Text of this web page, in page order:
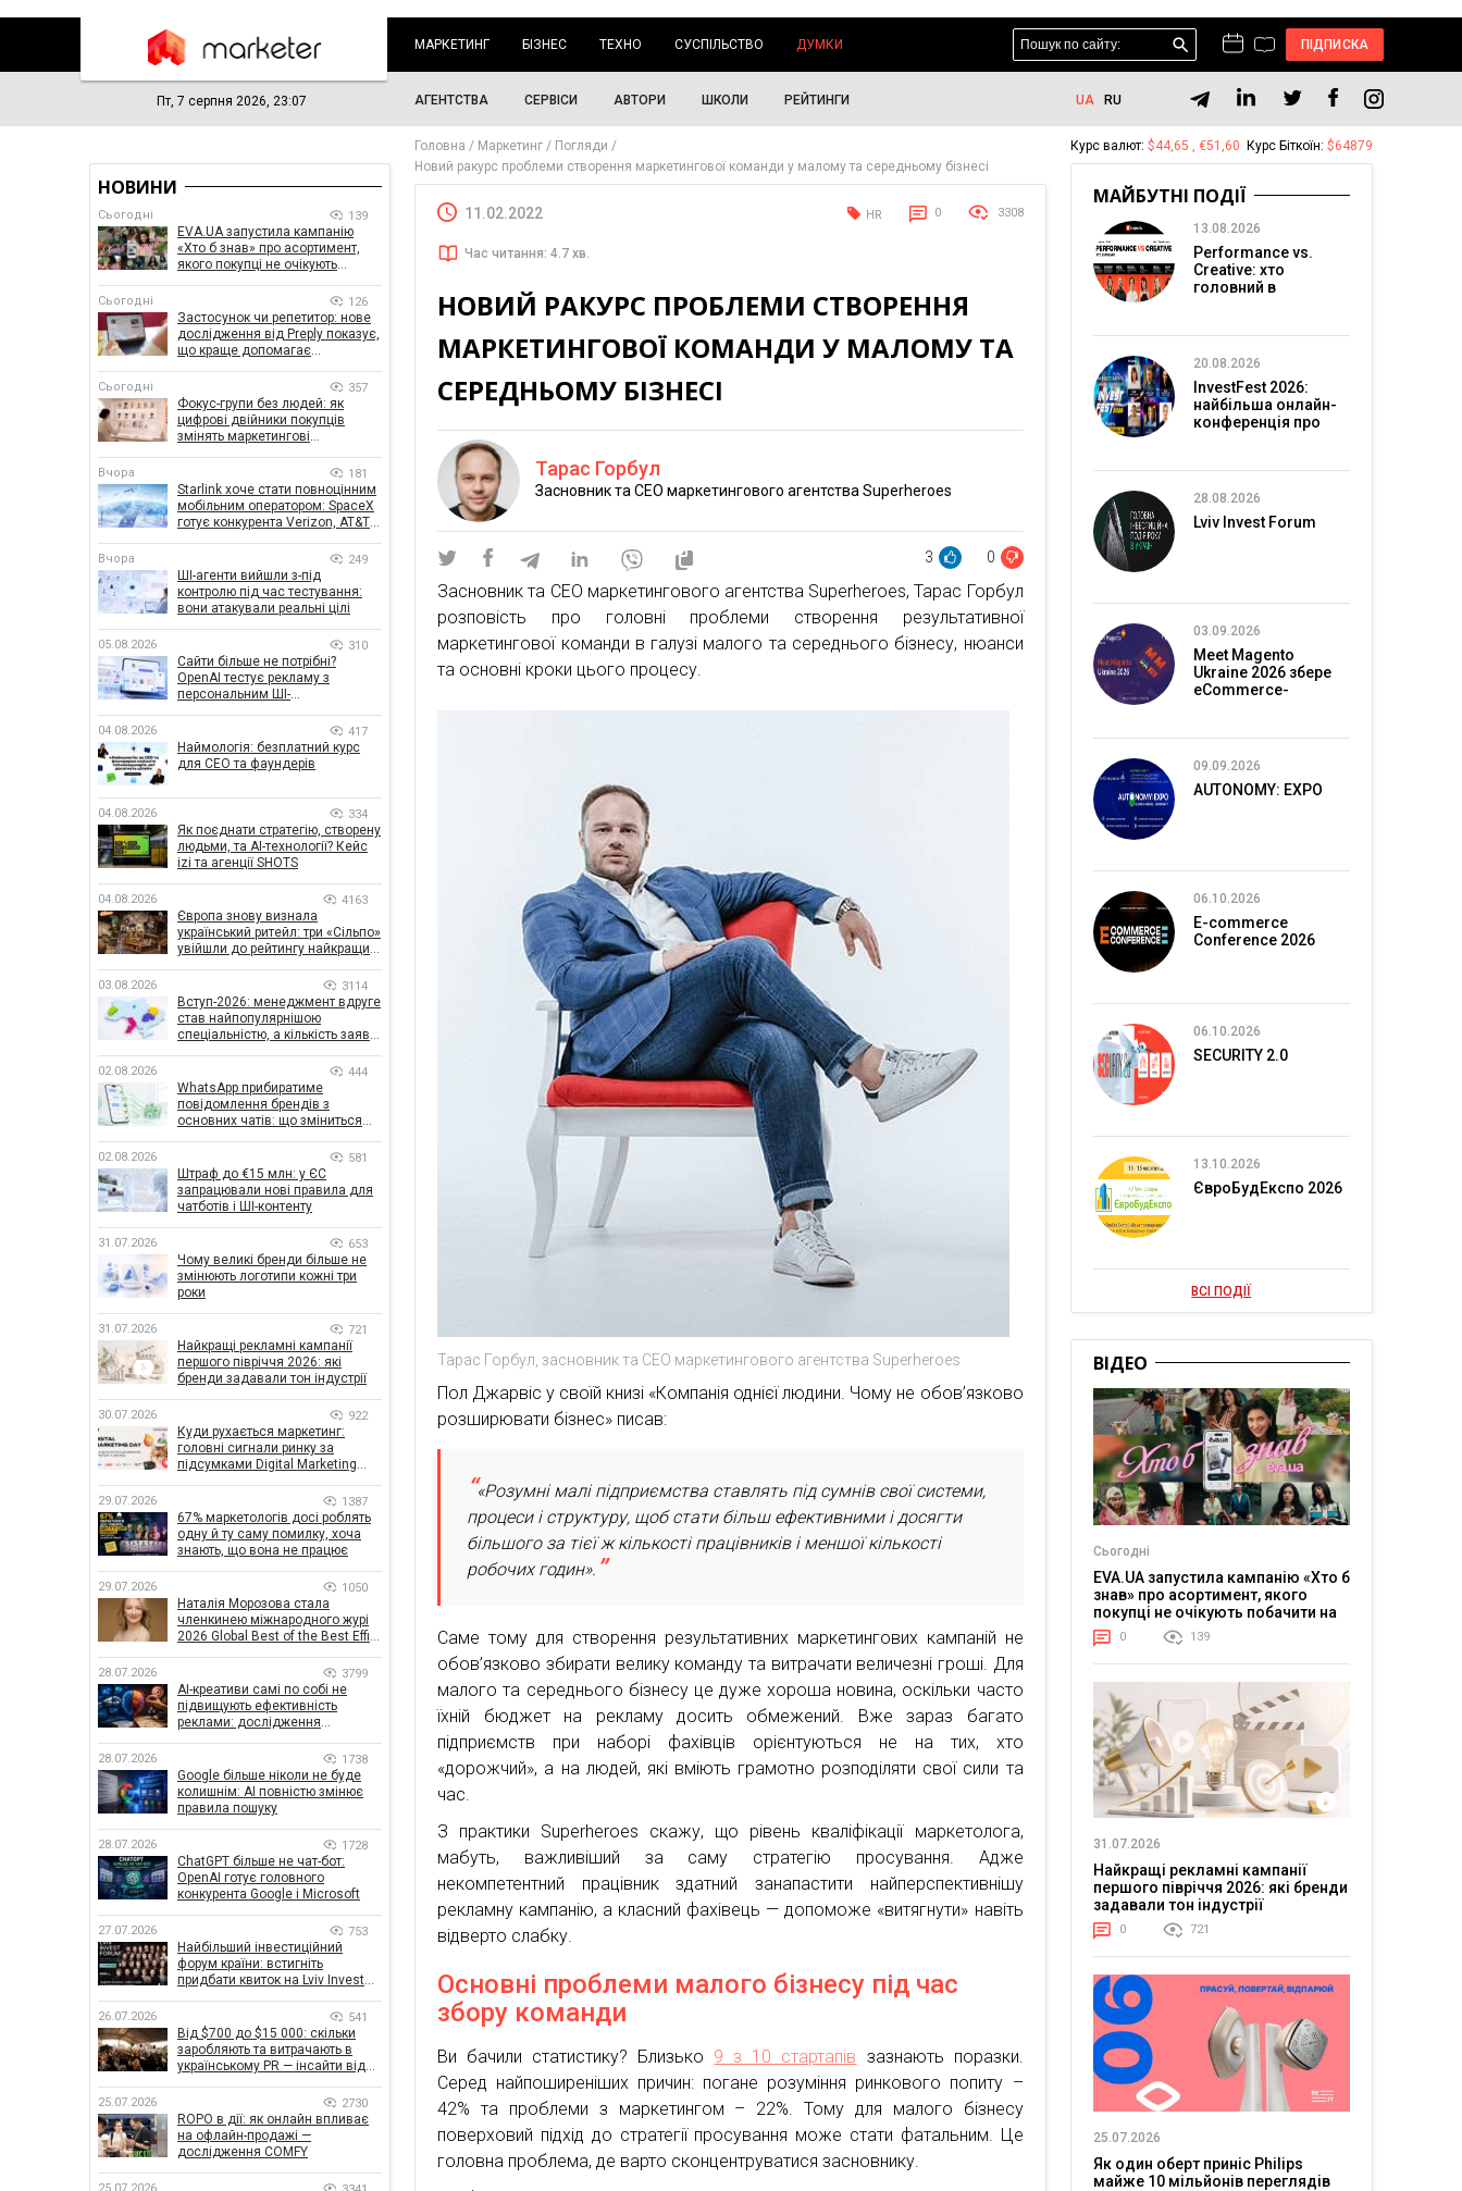
МАРКЕТИНГ БІЗНЕС ТЕХНО СУСПІЛЬСТВО ДУМКИ ПІДПИСКА
Пт, 7 серпня 2026, 23:07 АГЕНТСТВА СЕРВІСИ АВТОРИ ШКОЛИ РЕЙТИНГИ UA RU
Головна Маркетинг
Погляди
Новий ракурс проблеми створення маркетингової команди у малому та середньому бізнесі
11.02.2022 HR 0 3308
Час читання: 4.7 хв.
НОВИЙ РАКУРС ПРОБЛЕМИ СТВОРЕННЯ
МАРКЕТИНГОВОЇ КОМАНДИ У МАЛОМУ ТА
СЕРЕДНЬОМУ БІЗНЕСІ
Тарас Горбул
Засновник та CEO маркетингового агентства Superheroes
3 0
Засновник та CEO маркетингового агентства Superheroes, Тарас Горбул
розповість про головні проблеми створення результативної
маркетингової команди в галузі малого та середнього бізнесу, нюанси
та основні кроки цього процесу.
Тарас Горбул, засновник та CEO маркетингового агентства Superheroes
Пол Джарвіс у своїй книзі «Компанія однієї людини. Чому не обов’язково
розширювати бізнес» писав:
«Розумні малі підприємства ставлять під сумнів свої системи,
процеси і структуру, щоб стати більш ефективними і досягти
більшого за тієї ж кількості працівників і меншої кількості
робочих годин».
Саме тому для створення результативних маркетингових кампаній не
обов’язково збирати велику команду та витрачати величезні гроші. Для
малого та середнього бізнесу це дуже хороша новина, оскільки часто
їхній бюджет на рекламу досить обмежений. Вже зараз багато
підприємств при наборі фахівців орієнтуються не на тих, хто
«дорожчий», а на людей, які вміють грамотно розподіляти свої сили та
час.
З практики Superheroes скажу, що рівень кваліфікації маркетолога,
мабуть, важливіший за саму стратегію просування. Адже
некомпетентний працівник здатний занапастити найперспективнішу
рекламну кампанію, а класний фахівець — допоможе «витягнути» навіть
відверто слабку.
Основні проблеми малого бізнесу під час
збору команди
Ви бачили статистику? Близько 9 з 10 стартапів зазнають поразки.
Серед найпоширеніших причин: погане розуміння ринкового попиту –
42% та проблеми з маркетингом – 22%. Тому для малого бізнесу
поверховий підхід до стратегії просування може стати фатальним. Це
головна проблема, де варто сконцентруватися засновнику.
НОВИНИ
Сьогодні 139
EVA.UA запустила кампанію
«Хто б знав» про асортимент,
якого покупці не очікують
Сьогодні 126
Застосунок чи репетитор: нове
дослідження від Preply показує,
що краще допомагає
Сьогодні 357
Фокус-групи без людей: як
цифрові двійники покупців
змінять маркетингові
Вчора 181
Starlink хоче стати повноцінним
мобільним оператором: SpaceX
готує конкурента Verizon, AT&T і
Вчора 249
ШІ-агенти вийшли з-під
контролю під час тестування:
вони атакували реальні цілі
05.08.2026 310
Сайти більше не потрібні?
OpenAI тестує рекламу з
персональним ШІ-
04.08.2026 417
Наймологія: безплатний курс
для CEO та фаундерів
04.08.2026 334
Як поєднати стратегію, створену
людьми, та AI-технології? Кейс
izi та агенції SHOTS
04.08.2026 4163
Європа знову визнала
український ритейл: три «Сільпо»
увійшли до рейтингу найкращих
03.08.2026 3114
Вступ-2026: менеджмент вдруге
став найпопулярнішою
спеціальністю, а кількість заяв
02.08.2026 444
WhatsApp прибиратиме
повідомлення брендів з
основних чатів: що зміниться
02.08.2026 581
Штраф до €15 млн: у ЄС
запрацювали нові правила для
чатботів і ШІ-контенту
31.07.2026 653
Чому великі бренди більше не
змінюють логотипи кожні три
роки
31.07.2026 721
Найкращі рекламні кампанії
першого півріччя 2026: які
бренди задавали тон індустрії
30.07.2026 922
Куди рухається маркетинг:
головні сигнали ринку за
підсумками Digital Marketing
29.07.2026 1387
67% маркетологів досі роблять
одну й ту саму помилку, хоча
знають, що вона не працює
29.07.2026 1050
Наталія Морозова стала
членкинею міжнародного журі
2026 Global Best of the Best Effie
28.07.2026 3799
AI-креативи самі по собі не
підвищують ефективність
реклами: дослідження
впливає на ефективність
кампаній
28.07.2026 1738
Google більше ніколи не буде
колишнім: AI повністю змінює
правила пошуку
28.07.2026 1728
ChatGPT більше не чат-бот:
OpenAI готує головного
конкурента Google і Microsoft
27.07.2026 753
Найбільший інвестиційний
форум країни: встигніть
придбати квиток на Lviv Invest
26.07.2026 541
Від $700 до $15 000: скільки
заробляють та витрачають в
українському PR — інсайти від
25.07.2026 2730
ROPO в дії: як онлайн впливає
на офлайн-продажі —
дослідження COMFY
Курс валют: $44,65 , €51,60 Курс Біткоїн: $64879
МАЙБУТНІ ПОДІЇ
13.08.2026
Performance vs.
Creative: хто
головний в
20.08.2026
InvestFest 2026:
найбільша онлайн-
конференція про
28.08.2026
Lviv Invest Forum
03.09.2026
Meet Magento
Ukraine 2026 збере
eCommerce-
09.09.2026
AUTONOMY: EXPO
06.10.2026
E-commerce
Conference 2026
06.10.2026
SECURITY 2.0
13.10.2026
ЄвроБудЕкспо 2026
ВСІ ПОДІЇ
ВІДЕО
Сьогодні
EVA.UA запустила кампанію «Хто б
знав» про асортимент, якого
покупці не очікують побачити на
платформі
0 139
31.07.2026
Найкращі рекламні кампанії
першого півріччя 2026: які бренди
задавали тон індустрії
0 721
25.07.2026
Як один оберт приніс Philips
майже 10 мільйонів переглядів